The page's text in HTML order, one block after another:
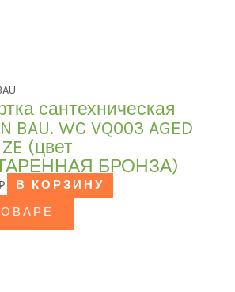
сантехническая
BAU. WC VQ003 AGED
(цвет
БРОНЗА)
В КОРЗИНУ